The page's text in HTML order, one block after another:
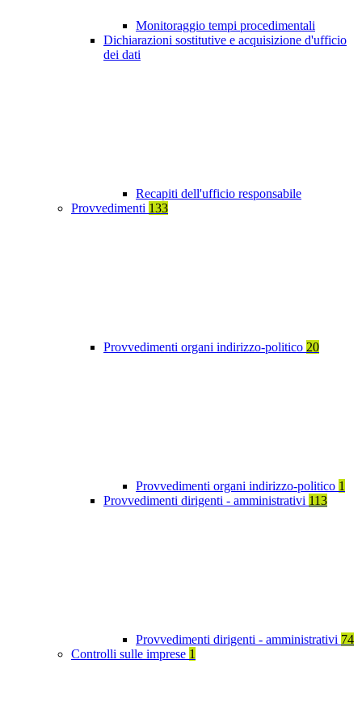
Monitoraggio tempi procedimentali
Dichiarazioni sostitutive e acquisizione d'ufficio
dei dati
Recapiti dell'ufficio responsabile
Provvedimenti 133
Provvedimenti organi indirizzo-politico 20
Provvedimenti organi indirizzo-politico 1
Provvedimenti dirigenti - amministrativi 113
Provvedimenti dirigenti - amministrativi 74
Controlli sulle imprese 1